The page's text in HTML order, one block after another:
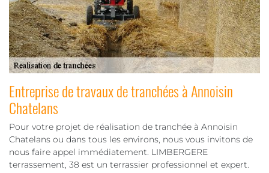
Entreprise de travaux de tranchées à Annoisin
Chatelans
Pour votre projet de réalisation de tranchée à Annoisin
Chatelans ou dans tous les environs, nous vous invitons de
nous faire appel immédiatement. LIMBERGERE
terrassement, 38 est un terrassier professionnel et expert.